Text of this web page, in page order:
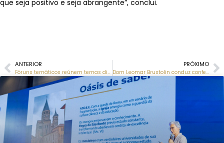
que seja positivo e seja abrangente”, conclui.
ANTERIOR
Fóruns temáticos reúnem temas direcionados às necessidades das associadas
PRÓXIMO
Dom Leomar Brustolin conduz conferência sobre a jornada da educação católica além do legado